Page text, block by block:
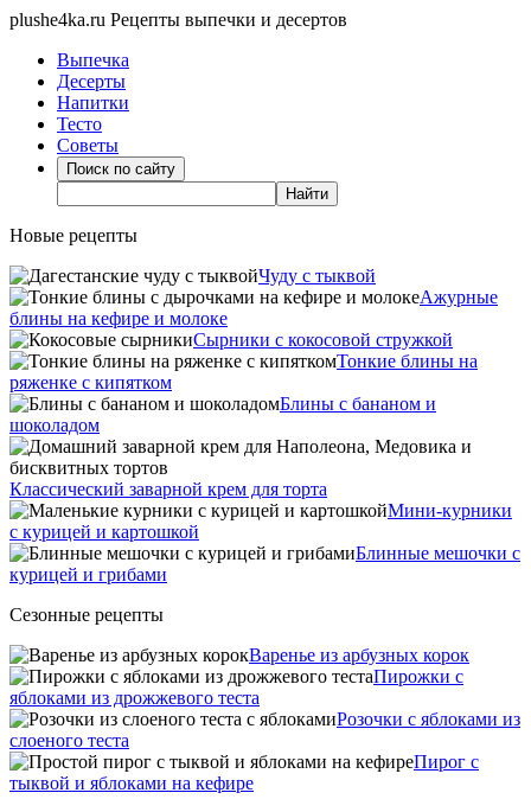
plushe4ka.ru Рецепты выпечки и десертов
Выпечка
Десерты
Напитки
Тесто
Советы
Новые рецепты
Чуду с тыквой
Ажурные
блины на кефире и молоке
Сырники с кокосовой стружкой
Тонкие блины на
ряженке с кипятком
Блины с бананом и
шоколадом
Классический заварной крем для торта
Мини-курники
с курицей и картошкой
Блинные мешочки с
курицей и грибами
Сезонные рецепты
Варенье из арбузных корок
Пирожки с
яблоками из дрожжевого теста
Розочки с яблоками из
слоеного теста
Пирог с
тыквой и яблоками на кефире